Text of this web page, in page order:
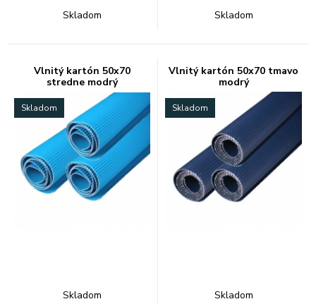
Skladom Skladom
Vlnitý kartón 50x70
stredne modrý
Skladom
Skladom
Vlnitý kartón 50x70 tmavo
modrý
Skladom
Skladom